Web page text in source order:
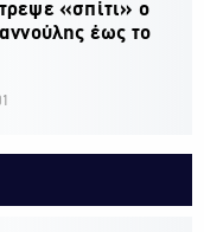
«σπίτι» ο
έως το